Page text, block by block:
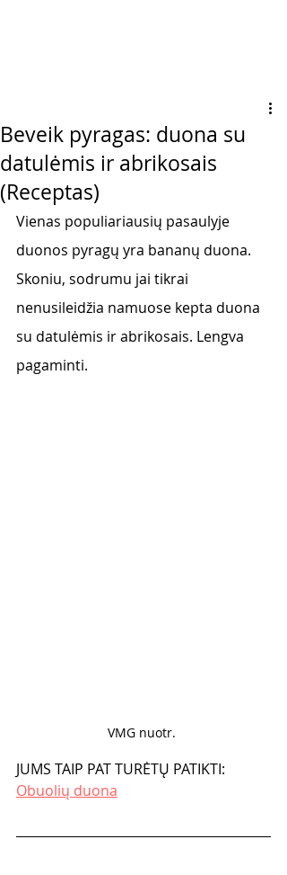
Beveik pyragas: duona su
datulėmis ir abrikosais
(Receptas)
Vienas populiariausių pasaulyje
duonos pyragų yra bananų duona.
Skoniu, sodrumu jai tikrai
nenusileidžia namuose kepta duona
su datulėmis ir abrikosais. Lengva
pagaminti.
VMG nuotr.
JUMS TAIP PAT TURĖTŲ PATIKTI:
Obuolių duona